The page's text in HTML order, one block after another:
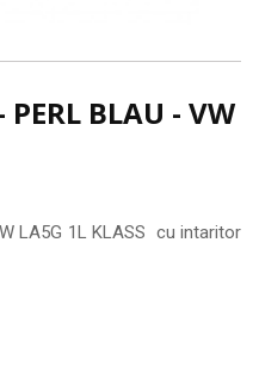
PERL BLAU - VW
LA5G 1L KLASS cu intaritor